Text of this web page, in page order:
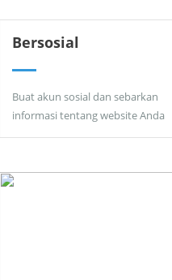
Bersosial
Buat akun sosial dan sebarkan
informasi tentang website Anda